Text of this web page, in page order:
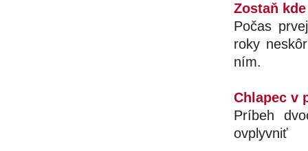
Zostaň
Počas
roky
ním.
Chlapec v
Príbeh
ovplyvniť